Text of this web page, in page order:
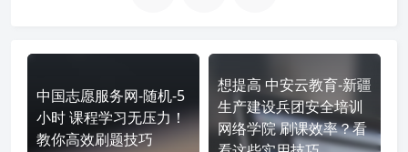
中国志愿服务网-随机-5
小时 课程学习无压力！
教你高效刷题技巧
想提高 中安云教育-新疆
生产建设兵团安全培训
网络学院 刷课效率？看